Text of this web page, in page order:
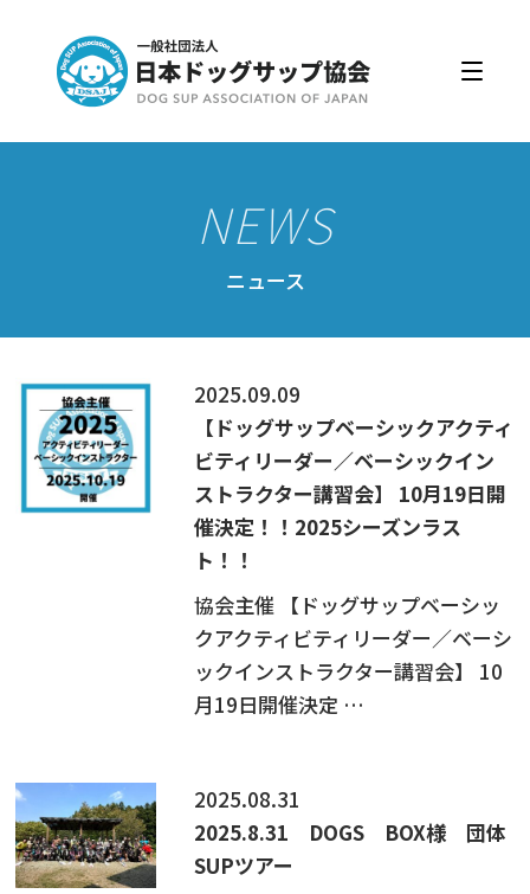
入会・更新
公認スクール・インストラクター
資格取得・協会規約
会員ページ
ドッグサップをはじめよう
ニュース
2025.09.09
【ドッグサップベーシックアクティ
ビティリーダー／ベーシックイン
ストラクター講習会】 10月19日開
催決定！！2025シーズンラス
ト！！
協会主催 【ドッグサップベーシッ
クアクティビティリーダー／ベーシ
ックインストラクター講習会】 10
月19日開催決定 …
2025.08.31
2025.8.31 DOGS BOX様 団体
SUPツアー